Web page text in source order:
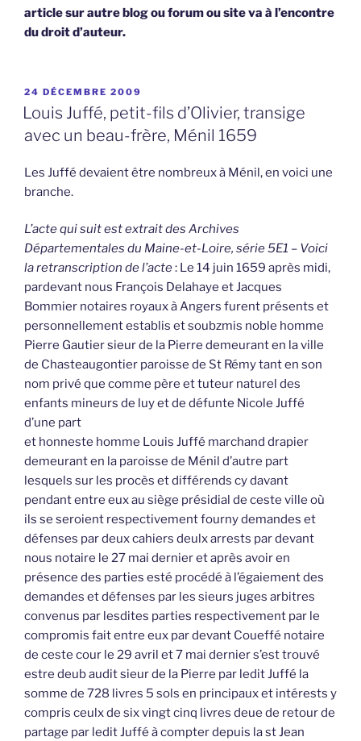
article sur autre blog ou forum ou site va à l’encontre
du droit d’auteur.
PUBLIÉ
LE
24 DÉCEMBRE 2009
Louis Juffé, petit-fils d’Olivier, transige
avec un beau-frère, Ménil 1659
Les Juffé devaient être nombreux à Ménil, en voici une
branche.
L’acte qui suit est extrait des Archives
Départementales du Maine-et-Loire, série 5E1 – Voici
la retranscription de l’acte: Le 14 juin 1659 après midi,
pardevant nous François Delahaye et Jacques
Bommier notaires royaux à Angers furent présents et
personnellement establis et soubzmis noble homme
Pierre Gautier sieur de la Pierre demeurant en la ville
de Chasteaugontier paroisse de St Rémy tant en son
nom privé que comme père et tuteur naturel des
enfants mineurs de luy et de défunte Nicole Juffé
d’une part
et honneste homme Louis Juffé marchand drapier
demeurant en la paroisse de Ménil d’autre part
lesquels sur les procès et différends cy davant
pendant entre eux au siège présidial de ceste ville où
ils se seroient respectivement fourny demandes et
défenses par deux cahiers deulx arrests par devant
nous notaire le 27 mai dernier et après avoir en
présence des parties esté procédé à l’égaiement des
demandes et défenses par les sieurs juges arbitres
convenus par lesdites parties respectivement par le
compromis fait entre eux par devant Coueffé notaire
de ceste cour le 29 avril et 7 mai dernier s’est trouvé
estre deub audit sieur de la Pierre par ledit Juffé la
somme de 728 livres 5 sols en principaux et intérests y
compris ceulx de six vingt cinq livres deue de retour de
partage par ledit Juffé à compter depuis la st Jean